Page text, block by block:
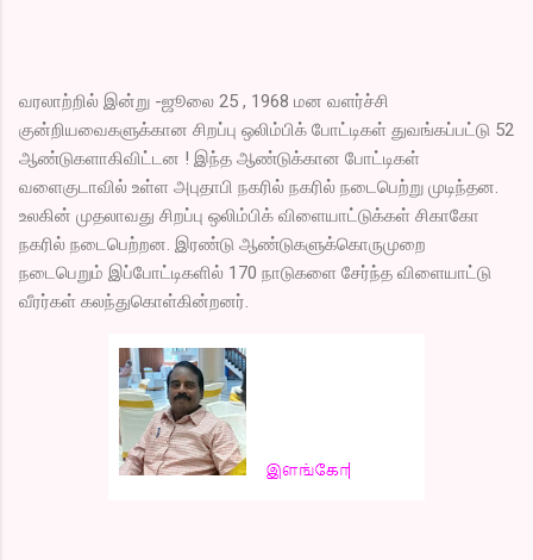
வரலாற்றில் இன்று -ஜூலை 25 , 1968 மன வளர்ச்சி
குன்றியவைகளுக்கான சிறப்பு ஒலிம்பிக் போட்டிகள் துவங்கப்பட்டு 52
ஆண்டுகளாகிவிட்டன ! இந்த ஆண்டுக்கான போட்டிகள்
வளைகுடாவில் உள்ள அபுதாபி நகரில் நகரில் நடைபெற்று முடிந்தன.
உலகின் முதலாவது சிறப்பு ஒலிம்பிக் விளையாட்டுக்கள் சிகாகோ
நகரில் நடைபெற்றன. இரண்டு ஆண்டுகளுக்கொருமுறை
நடைபெறும் இப்போட்டிகளில் 170 நாடுகளை சேர்ந்த விளையாட்டு
வீரர்கள் கலந்துகொள்கின்றனர்.